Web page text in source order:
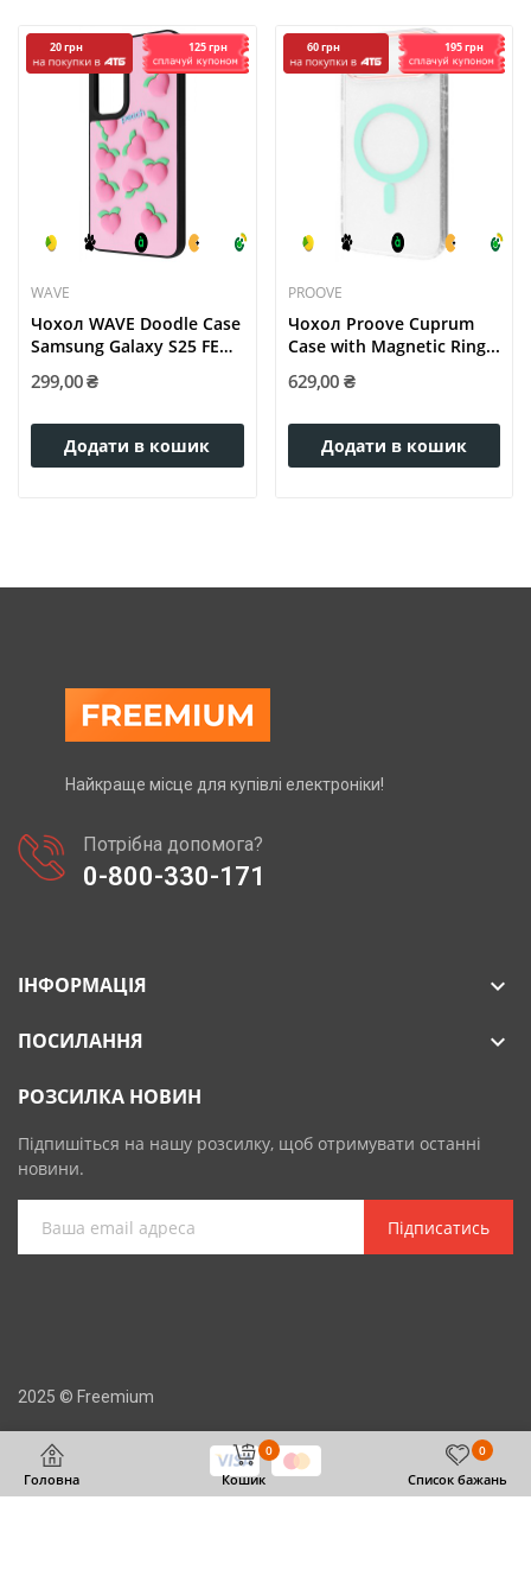
Головна
0
Кошик
0
Список бажань
20 грн 125 грн
WAVE
Чохол WAVE Doodle Case
Samsung Galaxy S25 FE
299,00 ₴
Додати в кошик
60 грн 195 грн
PROOVE
Чохол Proove Cuprum
Case with Magnetic Ring...
629,00 ₴
Додати в кошик
Найкраще місце для купівлі електроніки!
Потрібна допомога?
0-800-330-171
ІНФОРМАЦІЯ 
ПОСИЛАННЯ 
РОЗСИЛКА НОВИН
Підпишіться на нашу розсилку, щоб отримувати останні
новини.
Підписатись
2025 © Freemium